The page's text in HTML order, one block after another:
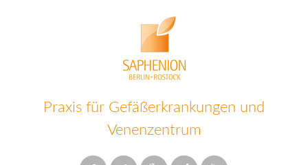
Praxis für Gefäßerkrankungen und
Venenzentrum